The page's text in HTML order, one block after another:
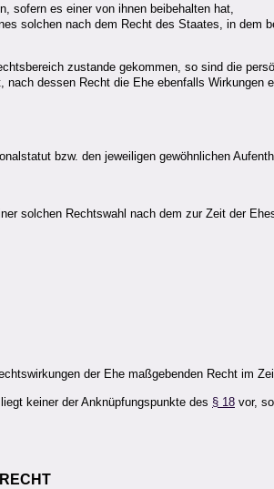
sofern es einer von ihnen beibehalten hat,
solchen nach dem Recht des Staates, in dem
zustande gekommen, so sind die
dessen Recht die Ehe ebenfalls
bzw. den jeweiligen gewöhnlichen
solchen Rechtswahl nach dem zur Zeit der
der Ehe maßgebenden Recht im
keiner der Anknüpfungspunkte des § 18 vor,